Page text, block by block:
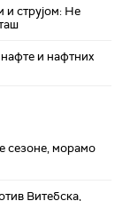
и струјом: Не
и нафтних
сезоне, морамо
Витебска,